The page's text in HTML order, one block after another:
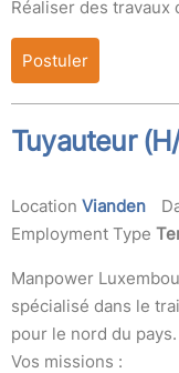
Réaliser des
Postuler
Tuyauteur
Location Vianden
Employment Type
Manpower
spécialisé dans le
pour le nord du pays.
Vos missions :